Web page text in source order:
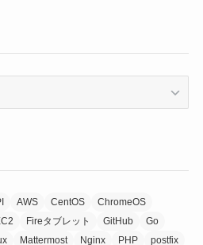
AWS CentOS
ChromeOS
Fireタブレット GitHub
Go
Mattermost Nginx PHP
postfix